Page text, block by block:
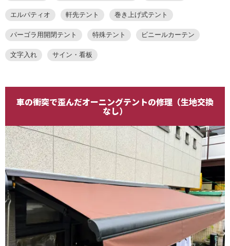
エルパティオ 軒先テント 巻き上げ式テント
パーゴラ用開閉テント 特殊テント ビニールカーテン
文字入れ サイン・看板
車の衝突で歪んだオーニングテントの修理（生地交換
なし）